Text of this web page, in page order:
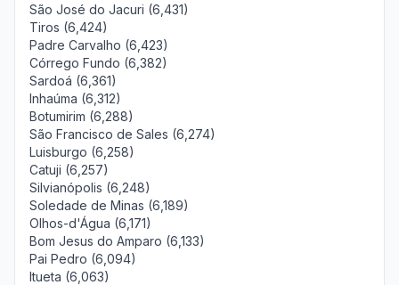
São José do Jacuri (6,431)
Tiros (6,424)
Padre Carvalho (6,423)
Córrego Fundo (6,382)
Sardoá (6,361)
Inhaúma (6,312)
Botumirim (6,288)
São Francisco de Sales (6,274)
Luisburgo (6,258)
Catuji (6,257)
Silvianópolis (6,248)
Soledade de Minas (6,189)
Olhos-d'Água (6,171)
Bom Jesus do Amparo (6,133)
Pai Pedro (6,094)
Itueta (6,063)